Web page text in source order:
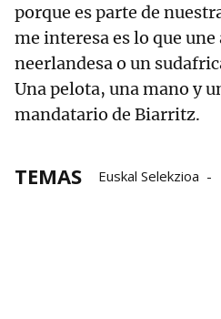
porque es parte de
me interesa es lo que
neerlandesa o un
Una pelota, una mano y
mandatario de Biarritz.
TEMAS Euskal Selekzioa